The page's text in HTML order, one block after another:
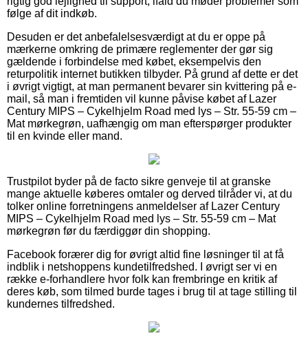
følge af dit indkøb.
Desuden er det anbefalelsesværdigt at du er oppe på
mærkerne omkring de primære reglementer der gør sig
gældende i forbindelse med købet, eksempelvis den
returpolitik internet butikken tilbyder. På grund af dette er det
i øvrigt vigtigt, at man permanent bevarer sin kvittering på e-
mail, så man i fremtiden vil kunne påvise købet af Lazer
Century MIPS – Cykelhjelm Road med lys – Str. 55-59 cm –
Mat mørkegrøn, uafhængig om man efterspørger produkter
til en kvinde eller mand.
Trustpilot byder på de facto sikre genveje til at granske
mange aktuelle køberes omtaler og derved tilråder vi, at du
tolker online forretningens anmeldelser af Lazer Century
MIPS – Cykelhjelm Road med lys – Str. 55-59 cm – Mat
mørkegrøn før du færdiggør din shopping.
Facebook forærer dig for øvrigt altid fine løsninger til at få
indblik i netshoppens kundetilfredshed. I øvrigt ser vi en
række e-forhandlere hvor folk kan frembringe en kritik af
deres køb, som tilmed burde tages i brug til at tage stilling til
kundernes tilfredshed.